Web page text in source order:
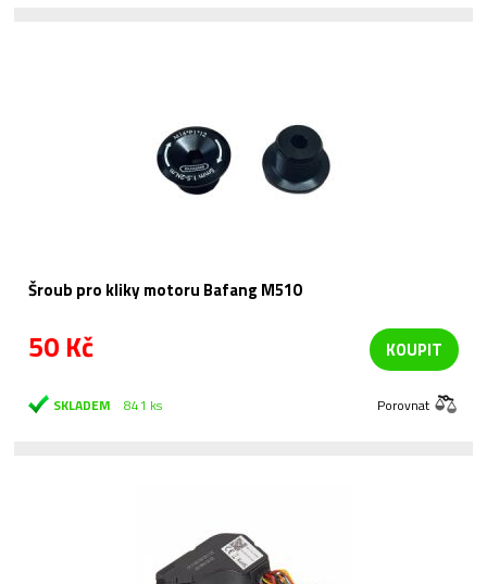
Šroub pro kliky motoru Bafang M510
50 Kč KOUPIT
SKLADEM 841 ks Porovnat